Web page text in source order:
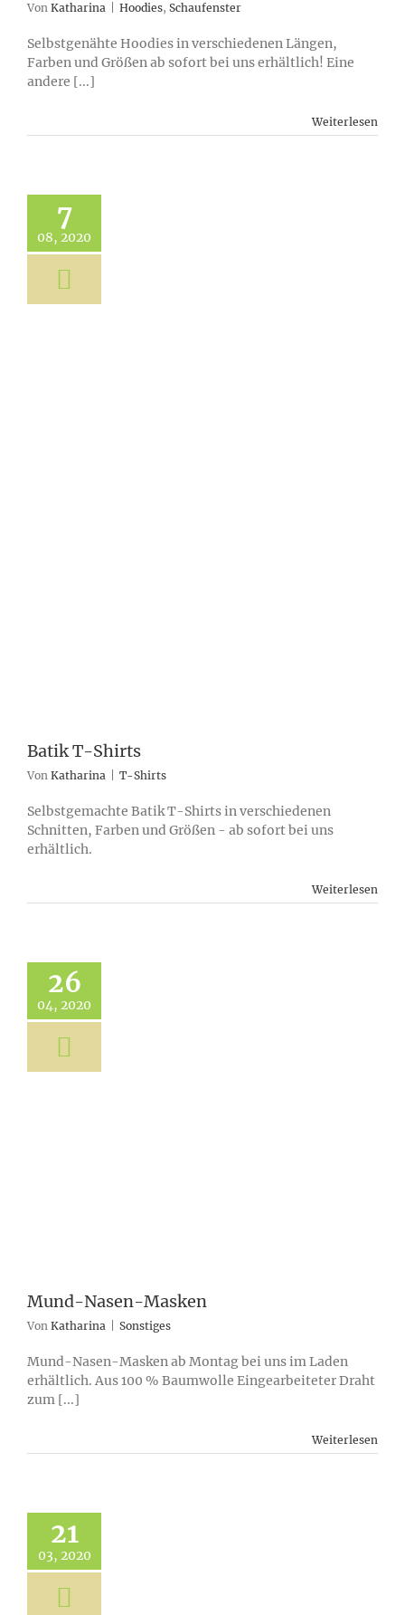
Von Katharina Hoodies, Schaufenster
Selbstgenähte Hoodies in verschiedenen Längen,
Farben und Größen ab sofort bei uns erhältlich! Eine
andere [...]
Weiterlesen
7
08, 2020
Batik T-Shirts
Von Katharina T-Shirts
Selbstgemachte Batik T-Shirts in verschiedenen
Schnitten, Farben und Größen - ab sofort bei uns
erhältlich.
Weiterlesen
26
04, 2020
Mund-Nasen-Masken
Von Katharina Sonstiges
Mund-Nasen-Masken ab Montag bei uns im Laden
erhältlich. Aus 100 % Baumwolle Eingearbeiteter Draht
zum [...]
Weiterlesen
21
03, 2020